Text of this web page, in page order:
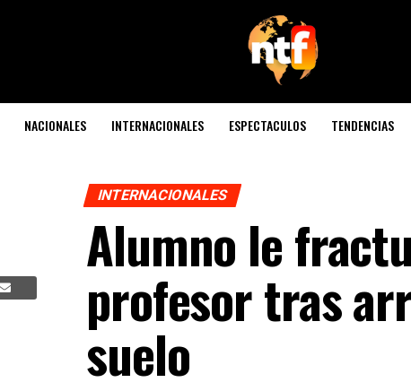
NACIONALES INTERNACIONALES ESPECTACULOS TENDENCIAS
INTERNACIONALES
Alumno le
profesor tras
suelo